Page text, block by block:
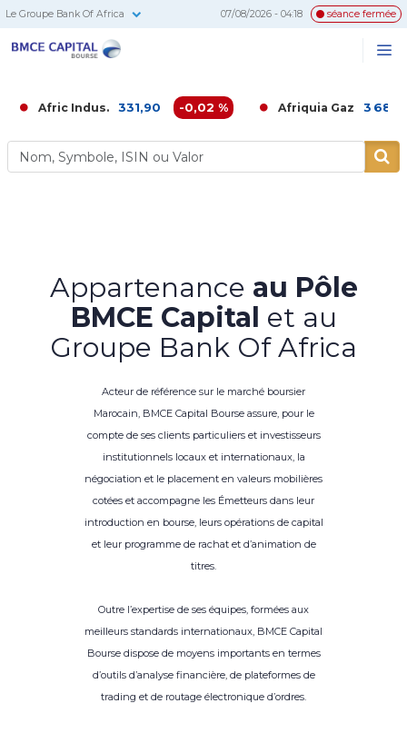
Le Groupe Bank Of Africa 07/08/2026 - 04:18 séance fermée
Indus. 331,90 -0,02 % Afriquia Gaz 3 686,00 -
Appartenance au Pôle
BMCE Capital et au
Groupe Bank Of Africa
Acteur de référence sur le marché boursier
Marocain, BMCE Capital Bourse assure, pour le
compte de ses clients particuliers et investisseurs
institutionnels locaux et internationaux, la
négociation et le placement en valeurs mobilières
cotées et accompagne les Émetteurs dans leur
introduction en bourse, leurs opérations de capital
et leur programme de rachat et d’animation de
titres.
Outre l’expertise de ses équipes, formées aux
meilleurs standards internationaux, BMCE Capital
Bourse dispose de moyens importants en termes
d’outils d’analyse financière, de plateformes de
trading et de routage électronique d’ordres.